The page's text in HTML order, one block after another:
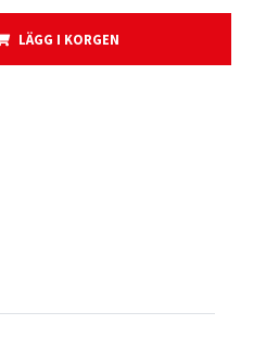
LÄGG I KORGEN